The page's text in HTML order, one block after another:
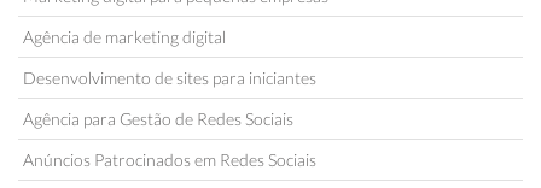
Agência de marketing digital
Desenvolvimento de sites para iniciantes
Agência para Gestão de Redes Sociais
Anúncios Patrocinados em Redes Sociais